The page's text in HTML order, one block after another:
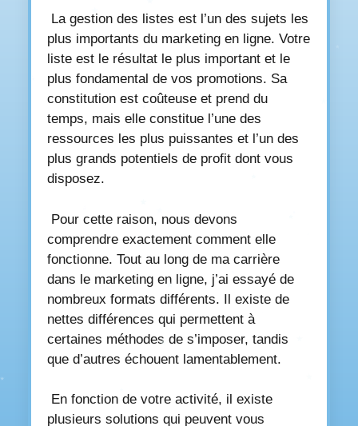
La gestion des listes est l’un des sujets les
plus importants du marketing en ligne. Votre
liste est le résultat le plus important et le
plus fondamental de vos promotions. Sa
constitution est coûteuse et prend du
temps, mais elle constitue l’une des
ressources les plus puissantes et l’un des
plus grands potentiels de profit dont vous
disposez.
Pour cette raison, nous devons
comprendre exactement comment elle
fonctionne. Tout au long de ma carrière
dans le marketing en ligne, j’ai essayé de
nombreux formats différents. Il existe de
nettes différences qui permettent à
certaines méthodes de s’imposer, tandis
que d’autres échouent lamentablement.
En fonction de votre activité, il existe
plusieurs solutions qui peuvent vous